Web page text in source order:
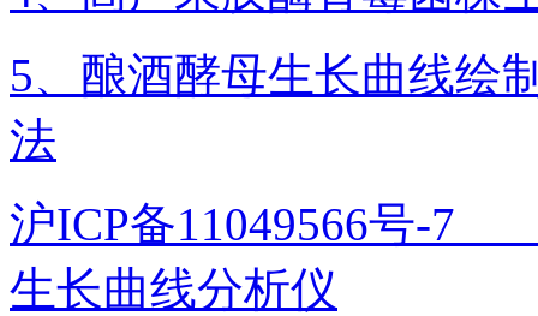
5、酿酒酵母生长曲线绘
法
沪ICP备11049566号
生长曲线分析仪